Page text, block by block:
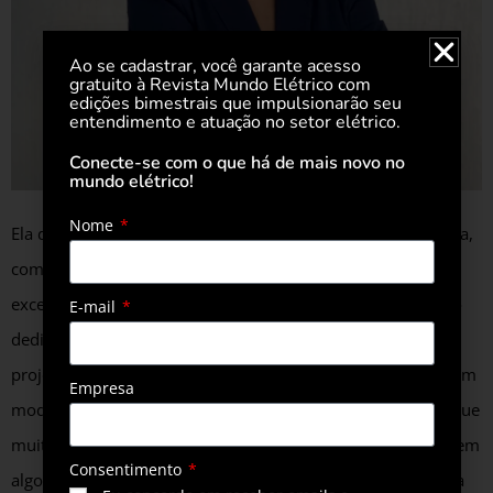
Ela define sua empresa hoje como uma consultoria pequena,
com nicho de atuação muito dedicado para trabalhar com
excelência. “Somos poucos no time, mas uma equipe muito
dedicada e eficiente. É uma grande realização, porque os
projetos são interessantes. Então quando desenvolvemos um
modelo de negócio de um cliente, com as aspirações dele que
muitas vezes parecem desconectadas e as transformamos em
algo viável economicamente e legalmente do ponto de vista
Ao se cadastrar, você garante acesso
gratuito à Revista Mundo Elétrico com
edições bimestrais que impulsionarão seu
entendimento e atuação no setor elétrico.
Conecte-se com o que há de mais novo no
mundo elétrico!
Nome
E-mail
Empresa
Consentimento